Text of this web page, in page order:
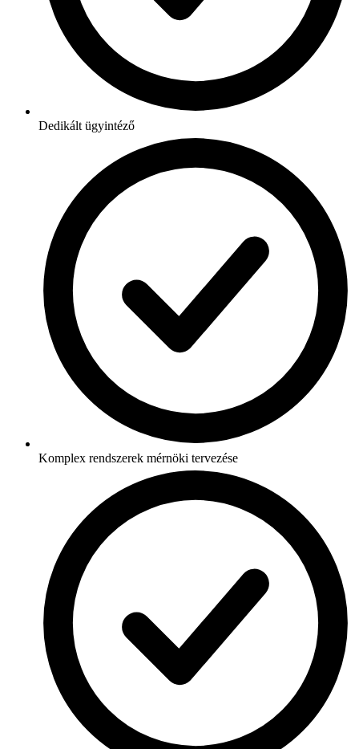
Dedikált ügyintéző
Komplex rendszerek mérnöki tervezése